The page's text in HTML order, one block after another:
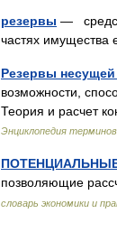
резервы —
частях
Резервы несущей
возможности,
Теория и расчет
Энциклопедия
позволяющие
словарь экономики и